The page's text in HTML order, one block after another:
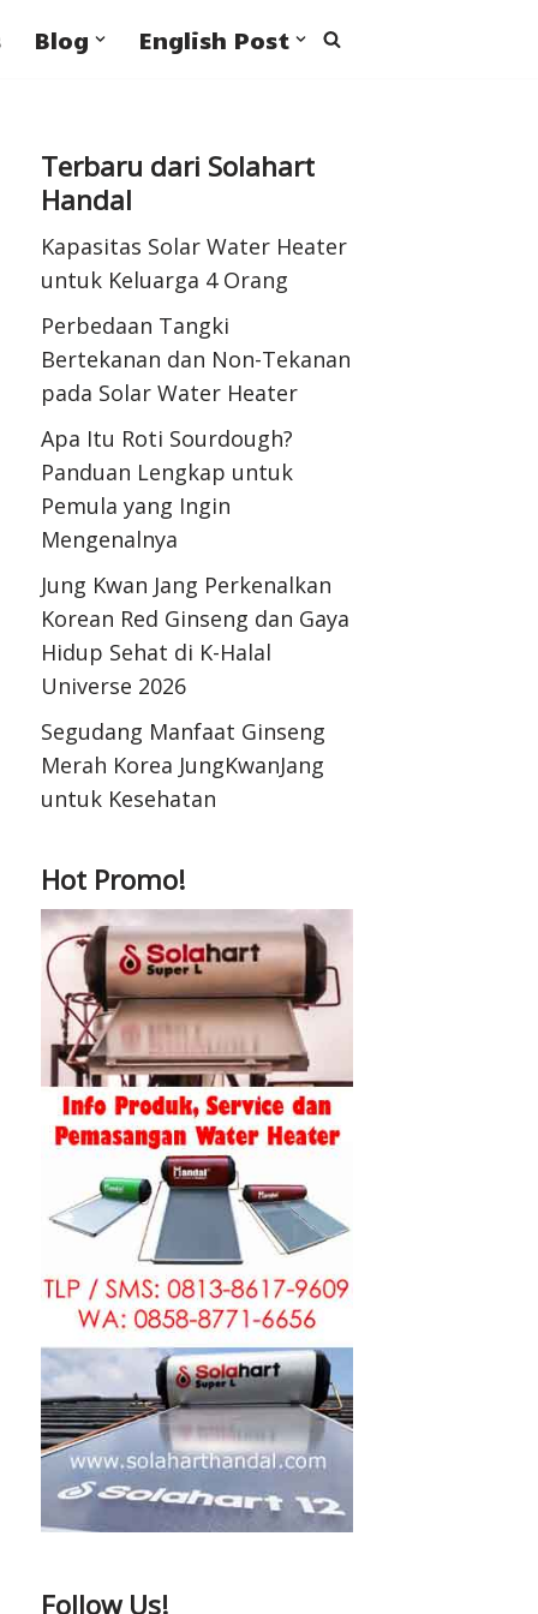
Blog English Post
Terbaru dari Solahart
Handal
Kapasitas Solar Water Heater
untuk Keluarga 4 Orang
Perbedaan Tangki
Bertekanan dan Non-Tekanan
pada Solar Water Heater
Apa Itu Roti Sourdough?
Panduan Lengkap untuk
Pemula yang Ingin
Mengenalnya
Jung Kwan Jang Perkenalkan
Korean Red Ginseng dan Gaya
Hidup Sehat di K-Halal
Universe 2026
Segudang Manfaat Ginseng
Merah Korea JungKwanJang
untuk Kesehatan
Hot Promo!
Follow Us!